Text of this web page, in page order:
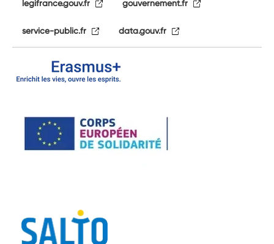
legifrance.gouv.fr gouvernement.fr
service-public.fr data.gouv.fr